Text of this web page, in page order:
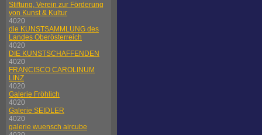
Stiftung, Verein zur Förderung
von Kunst & Kultur
4020
die KUNSTSAMMLUNG des
Landes Oberösterreich
4020
DIE KUNSTSCHAFFENDEN
4020
FRANCISCO CAROLINUM
LINZ
4020
Galerie Fröhlich
4020
Galerie SEIDLER
4020
galerie wuensch aircube